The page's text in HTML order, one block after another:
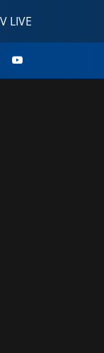
LIVE